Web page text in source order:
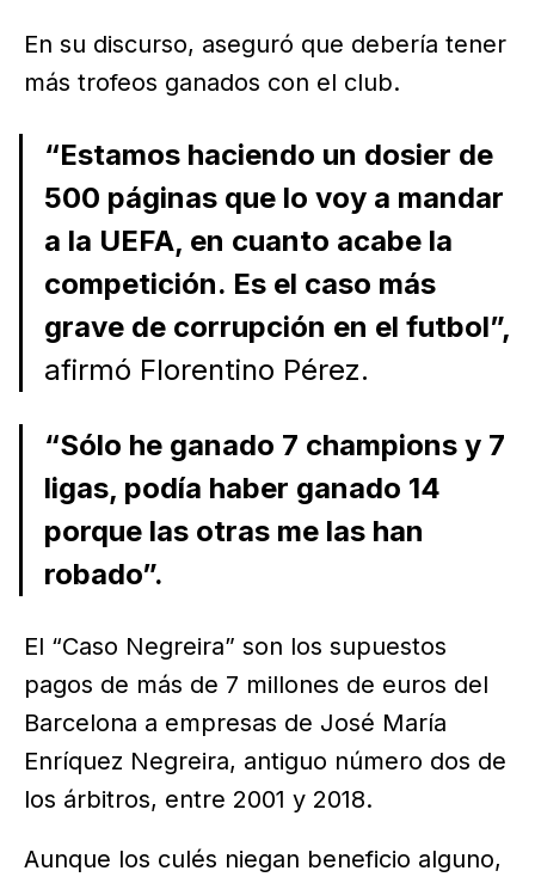
En su discurso, aseguró que debería tener
más trofeos ganados con el club.
“Estamos haciendo un dosier de
500 páginas que lo voy a mandar
a la UEFA, en cuanto acabe la
competición. Es el caso más
grave de corrupción en el futbol”,
afirmó Florentino Pérez.
“Sólo he ganado 7 champions y 7
ligas, podía haber ganado 14
porque las otras me las han
robado”.
El “Caso Negreira” son los supuestos
pagos de más de 7 millones de euros del
Barcelona a empresas de José María
Enríquez Negreira, antiguo número dos de
los árbitros, entre 2001 y 2018.
Aunque los culés niegan beneficio alguno,